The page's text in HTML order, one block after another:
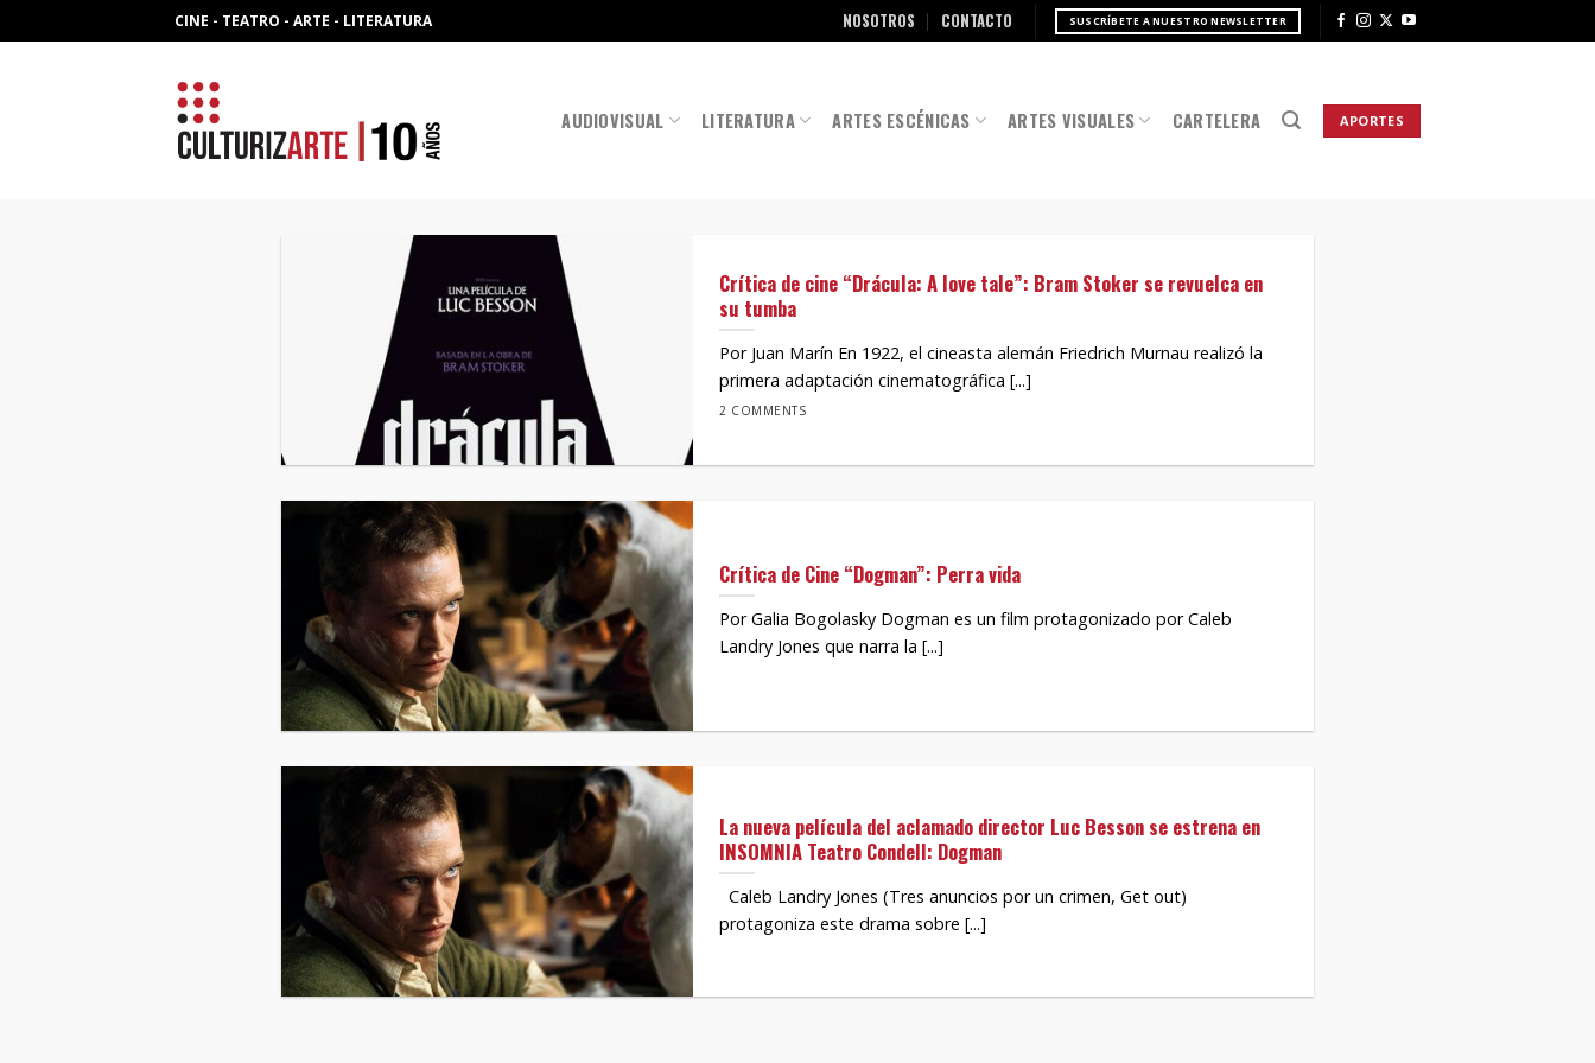
to
CINE - TEATRO - ARTE - LITERATURA NOSOTROS CONTACTO SUSCRÍBETE A NUESTRO NEWSLETTER
AUDIOVISUAL LITERATURA ARTES ESCÉNICAS ARTES VISUALES CARTELERA APORTES
Crítica de cine “Drácula: A love tale”: Bram Stoker se revuelca en
su tumba
Por Juan Marín En 1922, el cineasta alemán Friedrich Murnau realizó la
primera adaptación cinematográfica [...]
2 COMMENTS
Crítica de Cine “Dogman”: Perra vida
Por Galia Bogolasky Dogman es un film protagonizado por Caleb
Landry Jones que narra la [...]
La nueva película del aclamado director Luc Besson se estrena en
INSOMNIA Teatro Condell: Dogman
Caleb Landry Jones (Tres anuncios por un crimen, Get out)
protagoniza este drama sobre [...]